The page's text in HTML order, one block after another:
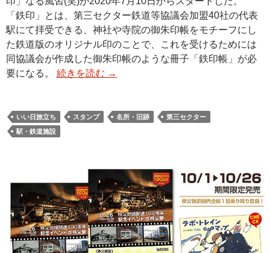
「鉄印」とは、第三セクター鉄道等協議会加盟40社の代表
駅にて拝受できる、神社や寺院の御朱印帳をモチーフにし
た鉄道版のオリジナル印のことで、これを受けるためには
同協議会が作成した御朱印帳のような冊子「鉄印帳」が必
要になる。 続きを読む →
いい日旅立ち スタンプ 名所・旧跡
第三セクター
駅・鉄道施設